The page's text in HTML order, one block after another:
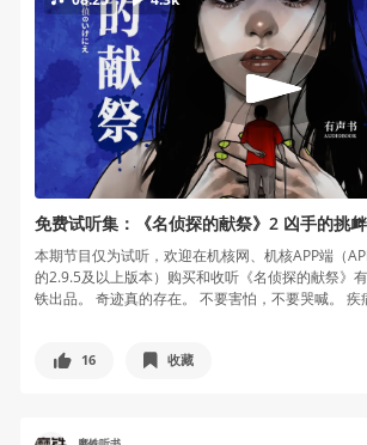
免费试听集：《名侦探的献祭》2 凶手的挑衅
本期节目仅为试听，欢迎在机核网、机核APP端（
的2.9.5及以上版本）购买和收听《名侦探的献祭》
铁出品。 奇迹真的存在。 不要害怕，不要哭喊。 疾
16 收藏